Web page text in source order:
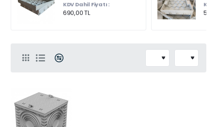
KDV Dahil Fiyatı :
690,00 TL
KDV